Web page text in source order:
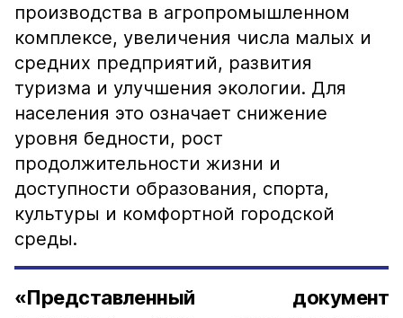
производства в агропромышленном
комплексе, увеличения числа малых и
средних предприятий, развития
туризма и улучшения экологии. Для
населения это означает снижение
уровня бедности, рост
продолжительности жизни и
доступности образования, спорта,
культуры и комфортной городской
среды.
«Представленный документ